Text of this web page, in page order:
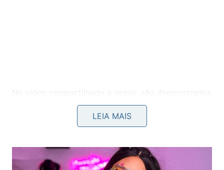
testes práticos com vários modelos ergonômicos
disponíveis no mercado para ajudar você a
selecionar a melhor opção de suporte físico no
LEIA MAIS